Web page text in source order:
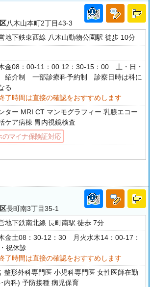
八木山本町2丁目43-3
地下鉄東西線 八木山動物公園駅 徒歩 10分
金08：00-11：00 12：30-15：00 土・日・
紹介制 一部診療科予約制 診察日時は科に
る
了時間は直接の確認をおすすめします
ター MRI CT マンモグラフィー 乳腺エコー
ケア病棟 胃内視鏡検査
のマイナ保険証対応
長町南3丁目35-1
地下鉄南北線 長町南駅 徒歩 7分
金土08：30-12：30 月火水木14：00-17：
祝休診
了時間は直接の確認をおすすめします
整形外科専門医 小児科専門医 女性医師在勤
内科) 予防接種 病児保育